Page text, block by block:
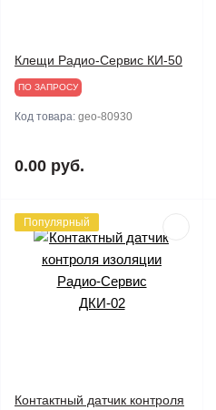
Клещи Радио-Сервис КИ-50
ПО ЗАПРОСУ
Код товара: geo-80930
0.00 руб.
Популярный
Контактный датчик контроля